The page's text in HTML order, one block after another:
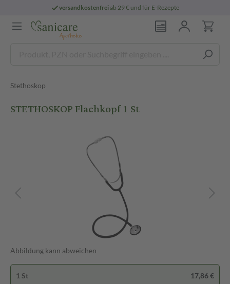
versandkostenfreiab 29 € und für E-Rezepte
Stethoskop
STETHOSKOP Flachkopf 1 St
Abbildung kann abweichen
1 St 17,86 €